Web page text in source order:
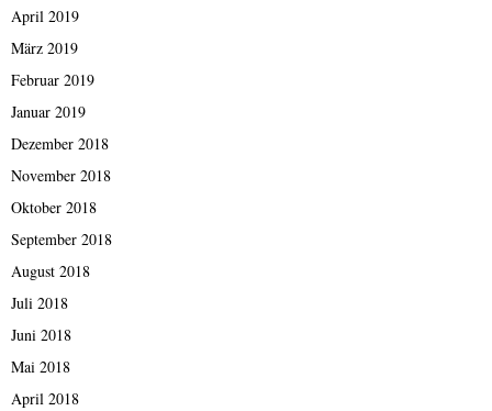
April 2019
März 2019
Februar 2019
Januar 2019
Dezember 2018
November 2018
Oktober 2018
September 2018
August 2018
Juli 2018
Juni 2018
Mai 2018
April 2018